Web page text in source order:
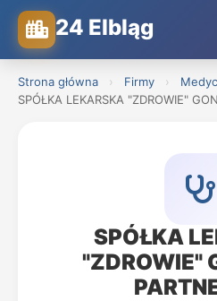
24 Elbląg
Strona główna › Firmy ›
SPÓŁKA LEKARSKA "ZDROWIE"
SPÓŁKA
"ZDROWIE"